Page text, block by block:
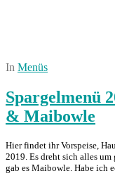
In Menüs
Spargelmenü
& Maibowle
Hier findet ihr Vorspeise,
2019. Es dreht sich alles
gab es Maibowle. Habe ich